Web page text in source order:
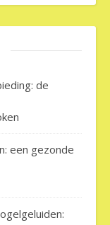
de
een gezonde